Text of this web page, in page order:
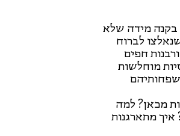
בקנה מידה שלא
לברוח
חפים
מוחלשות
נגד משפחותיהם
מכאן? למה
איך מתארגנות